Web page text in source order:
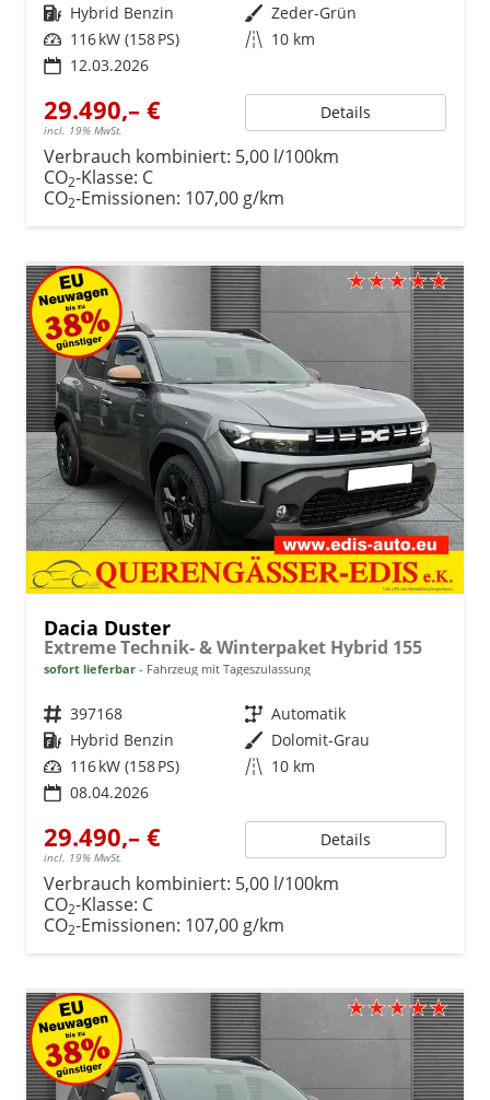
Kraftstoff Hybrid Benzin Außenfarbe Zeder-Grün
Leistung 116 kW (158 PS) Kilometerstand 10 km
12.03.2026
29.490,– €
incl. 19% MwSt.
Details
Verbrauch kombiniert: 5,00 l/100km
CO2-Klasse: C
CO2-Emissionen: 107,00 g/km
Dacia Duster
Extreme Technik- & Winterpaket Hybrid 155
sofort lieferbar Fahrzeug mit Tageszulassung
Fahrzeugnr. 397168 Getriebe Automatik
Kraftstoff Hybrid Benzin Außenfarbe Dolomit-Grau
Leistung 116 kW (158 PS) Kilometerstand 10 km
08.04.2026
29.490,– €
incl. 19% MwSt.
Details
Verbrauch kombiniert: 5,00 l/100km
CO2-Klasse: C
CO2-Emissionen: 107,00 g/km